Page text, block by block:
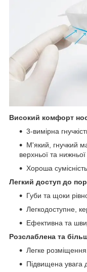
Високий комфорт
3-вимірна
М'який, гнучкий
верхньої та нижньої
Хороша
Легкий доступ до
Губи та щоки
Легкодоступне,
Ефективна та
Розслаблена та
Легке розміщення.
Підвищена увага